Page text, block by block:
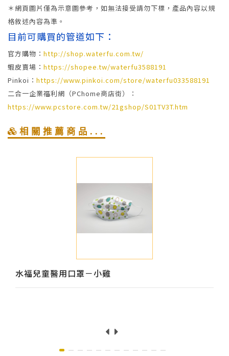
＊網頁圖片僅為示意圖參考，如無法接受請勿下標，產品內容以規
格敘述內容為準。
目前可購買的管道如下：
官方購物： http://shop.waterfu.com.tw/
蝦皮賣場： https://shopee.tw/waterfu3588191
Pinkoi： https://www.pinkoi.com/store/waterfu033588191
二合一企業福利網（PChome商店街）：
https://www.pcstore.com.tw/21gshop/S01TV3T.htm
相關推薦商品...
水福兒童醫用口罩－小雞